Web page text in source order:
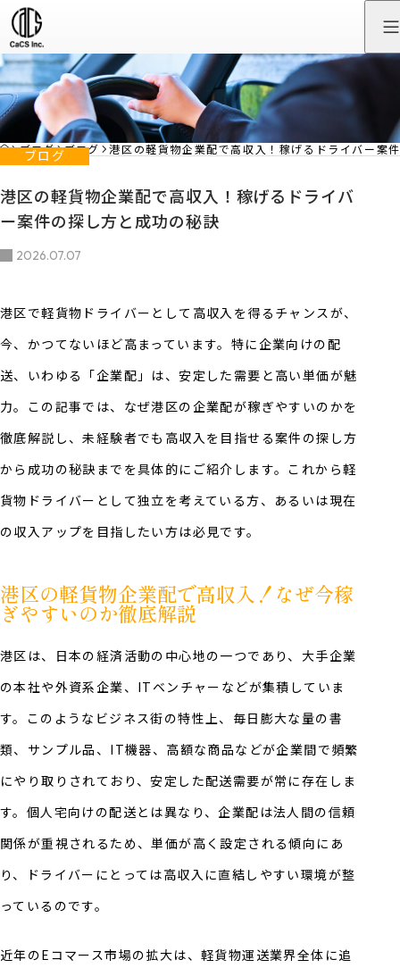
HOME
ブログ ブログ 港区の軽貨物企業配で高収入！稼げるドライバー案
ブログ
港区の軽貨物企業配で高収入！稼げるドライバ
ー案件の探し方と成功の秘訣
2026.07.07
港区で軽貨物ドライバーとして高収入を得るチャンスが、
今、かつてないほど高まっています。特に企業向けの配
送、いわゆる「企業配」は、安定した需要と高い単価が魅
力。この記事では、なぜ港区の企業配が稼ぎやすいのかを
徹底解説し、未経験者でも高収入を目指せる案件の探し方
から成功の秘訣までを具体的にご紹介します。これから軽
貨物ドライバーとして独立を考えている方、あるいは現在
の収入アップを目指したい方は必見です。
港区の軽貨物企業配で高収入！なぜ今稼
ぎやすいのか徹底解説
港区は、日本の経済活動の中心地の一つであり、大手企業
の本社や外資系企業、ITベンチャーなどが集積していま
す。このようなビジネス街の特性上、毎日膨大な量の書
類、サンプル品、IT機器、高額な商品などが企業間で頻繁
にやり取りされており、安定した配送需要が常に存在しま
す。個人宅向けの配送とは異なり、企業配は法人間の信頼
関係が重視されるため、単価が高く設定される傾向にあ
り、ドライバーにとっては高収入に直結しやすい環境が整
っているのです。
近年のEコマース市場の拡大は、軽貨物運送業界全体に追